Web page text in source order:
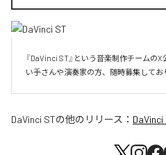
『DaVinci ST』という音楽制作チームの
い手さんや演奏家の方、随時募集してお
DaVinci STの他のリリース： DaVinci